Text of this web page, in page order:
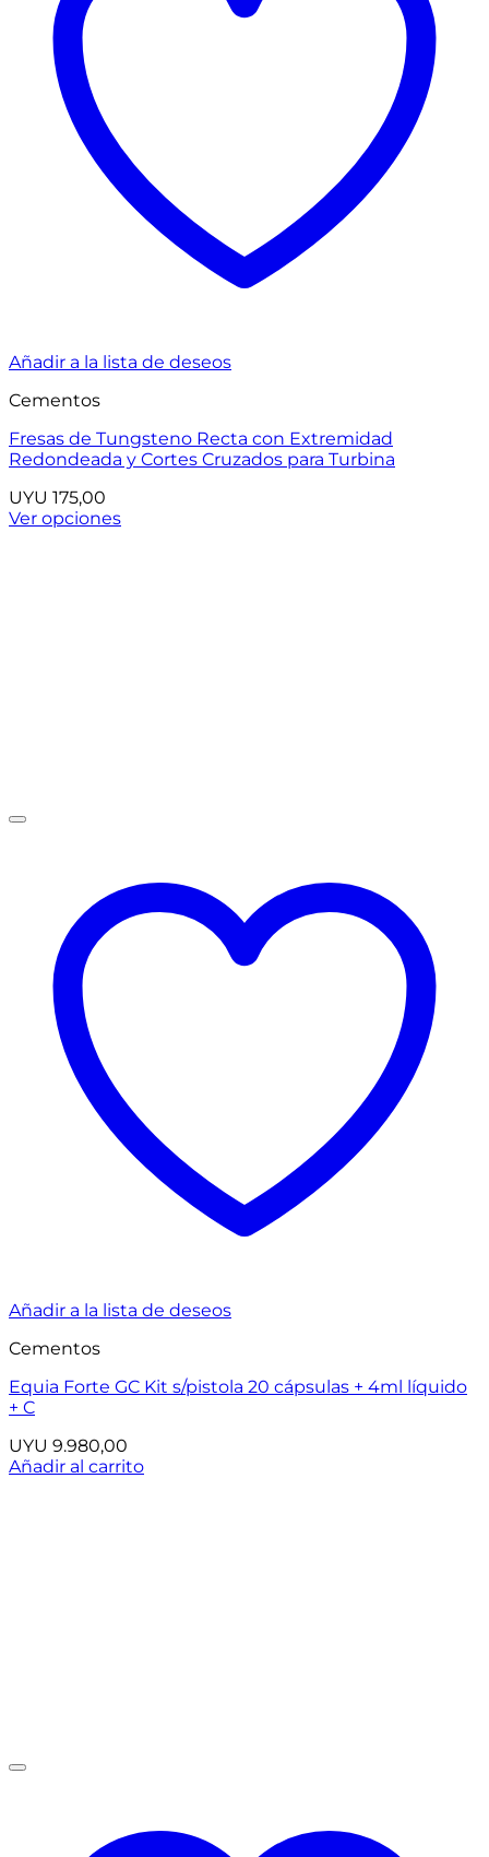
Añadir a la lista de deseos
Cementos
Fresas de Tungsteno Recta con Extremidad
Redondeada y Cortes Cruzados para Turbina
UYU 175,00
Ver opciones
producto
Añadir a la lista de deseos
Cementos
Equia Forte GC Kit s/pistola 20 cápsulas + 4ml líquido
+ C
UYU 9.980,00
Añadir al carrito